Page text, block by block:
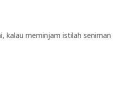
kalau meminjam istilah seniman